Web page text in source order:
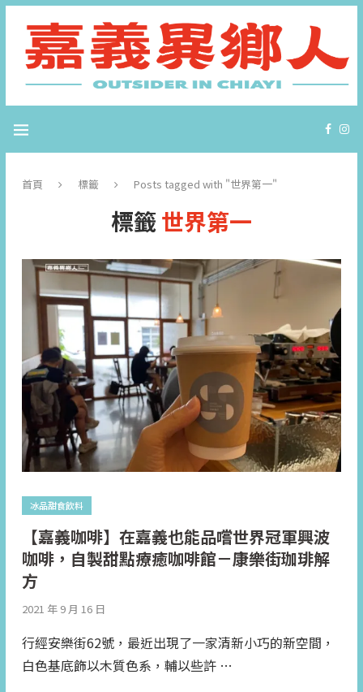
首頁 標籤 Posts tagged with "世界第一"
標籤世界第一
冰品甜食飲料
【嘉義咖啡】在嘉義也能品嚐世界冠軍興波
咖啡，自製甜點療癒咖啡館－康樂街珈琲解
方
2021 年 9 月 16 日
行經安樂街62號，最近出現了一家清新小巧的新空間，
白色基底飾以木質色系，輔以些許 …